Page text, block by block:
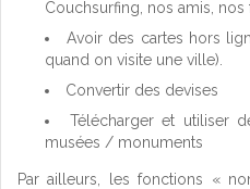
Couchsurfing, nos amis, nos
Avoir des cartes hors
quand on visite une ville).
Convertir des devises
Télécharger et utiliser
musées / monuments
Par ailleurs, les fonctions «